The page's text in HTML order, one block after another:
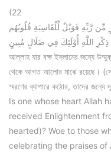
(22
رَّبِّهِ فَوَيْلٌ لِّلْقَاسِيَةِ قُلُوبُهُم
اللَّهِ أُوْلَئِكَ فِي ضَلَالٍ مُبِينٍ
আল্লাহ যার বক্ষ ইসলামের জন্যে
থেকে আগত আলোর মাঝে রয়েছে।
স্মরণের ব্যাপারে কঠোর, তাদের জন্যে
Is one whose heart Allah
received Enlightenment
hearted)? Woe to those
celebrating the praises of